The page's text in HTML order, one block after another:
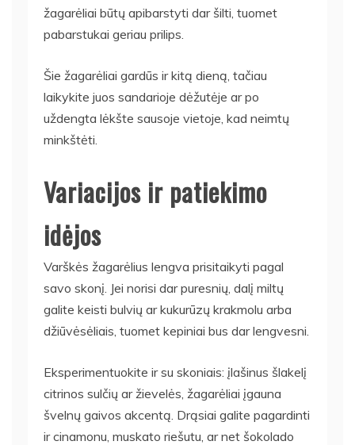
žagarėliai būtų apibarstyti dar šilti, tuomet
pabarstukai geriau prilips.
Šie žagarėliai gardūs ir kitą dieną, tačiau
laikykite juos sandarioje dėžutėje ar po
uždengta lėkšte sausoje vietoje, kad neimtų
minkštėti.
Variacijos ir patiekimo
idėjos
Varškės žagarėlius lengva prisitaikyti pagal
savo skonį. Jei norisi dar puresnių, dalį miltų
galite keisti bulvių ar kukurūzų krakmolu arba
džiūvėsėliais, tuomet kepiniai bus dar lengvesni.
Eksperimentuokite ir su skoniais: įlašinus šlakelį
citrinos sulčių ar žievelės, žagarėliai įgauna
švelnų gaivos akcentą. Drąsiai galite pagardinti
ir cinamonu, muskato riešutu, ar net šokolado